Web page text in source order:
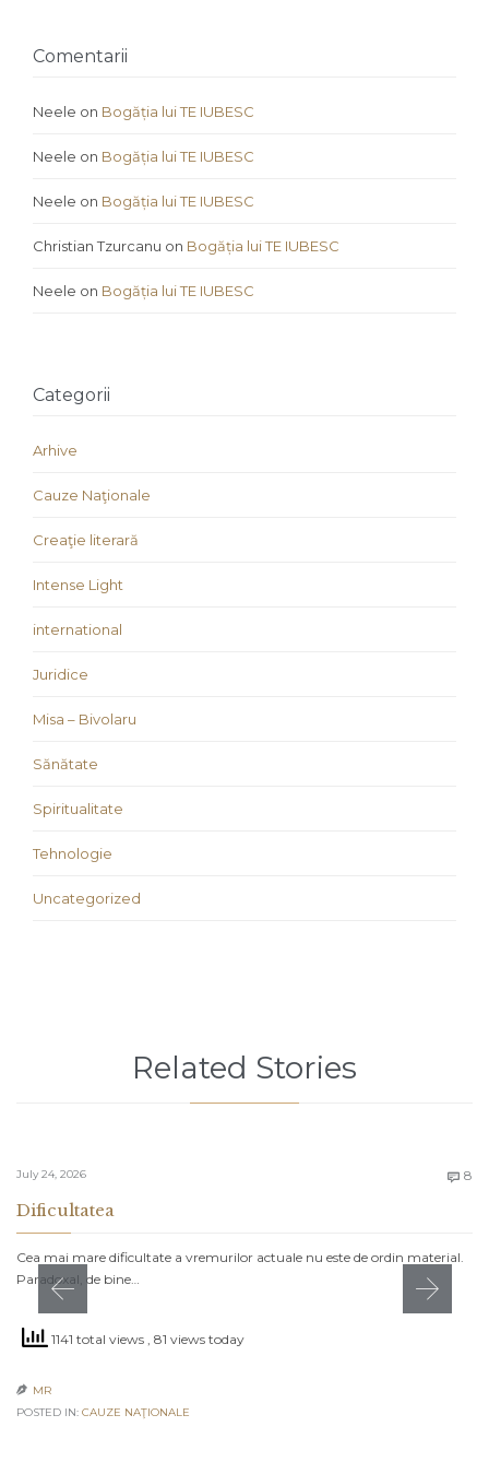
Comentarii
Neele on Bogăția lui TE IUBESC
Neele on Bogăția lui TE IUBESC
Neele on Bogăția lui TE IUBESC
Christian Tzurcanu on Bogăția lui TE IUBESC
Neele on Bogăția lui TE IUBESC
Categorii
Arhive
Cauze Naţionale
Creaţie literară
Intense Light
international
Juridice
Misa – Bivolaru
Sănătate
Spiritualitate
Tehnologie
Uncategorized
Related Stories
July 24, 2026  8
Dificultatea
Cea mai mare dificultate a vremurilor actuale nu este de ordin material.
Paradoxal, de bine…
1141 total views , 81 views today
 MR
POSTED IN: CAUZE NAŢIONALE